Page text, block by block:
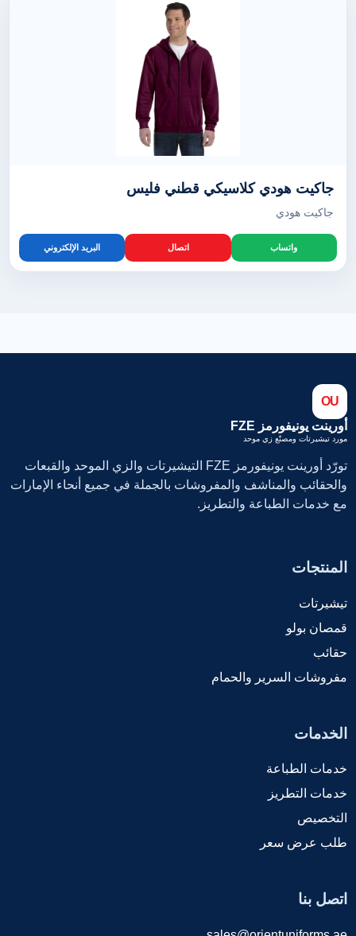
جاكيت هودي كلاسيكي قطني فليس
جاكيت هودي
واتساب اتصال البريد الإلكتروني
OU
أورينت يونيفورمز FZE
مورد تيشيرتات ومصنّع زي موحد
تورّد أورينت يونيفورمز FZE التيشيرتات والزي الموحد والقبعات
والحقائب والمناشف والمفروشات بالجملة في جميع أنحاء الإمارات
مع خدمات الطباعة والتطريز.
المنتجات
تيشيرتات
قمصان بولو
حقائب
مفروشات السرير والحمام
الخدمات
خدمات الطباعة
خدمات التطريز
التخصيص
طلب عرض سعر
اتصل بنا